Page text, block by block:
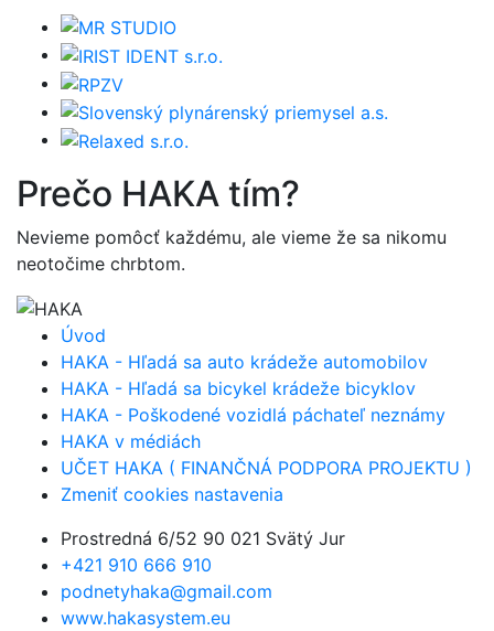
Prečo HAKA tím?
Nevieme pomôcť každému, ale vieme že sa nikomu
neotočime chrbtom.
Úvod
HAKA - Hľadá sa auto krádeže automobilov
HAKA - Hľadá sa bicykel krádeže bicyklov
HAKA - Poškodené vozidlá páchateľ neznámy
HAKA v médiách
UČET HAKA ( FINANČNÁ PODPORA PROJEKTU )
Zmeniť cookies nastavenia
Prostredná 6/52 90 021 Svätý Jur
+421 910 666 910
podnetyhaka@gmail.com
www.hakasystem.eu